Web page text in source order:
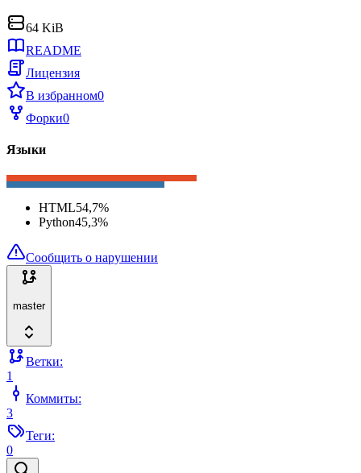
64 KiB
README
Лицензия
В избранном0
Форки0
Языки
HTML54,7%
Python45,3%
Сообщить о нарушении
master
Ветки:
1
Коммиты:
3
Теги:
0